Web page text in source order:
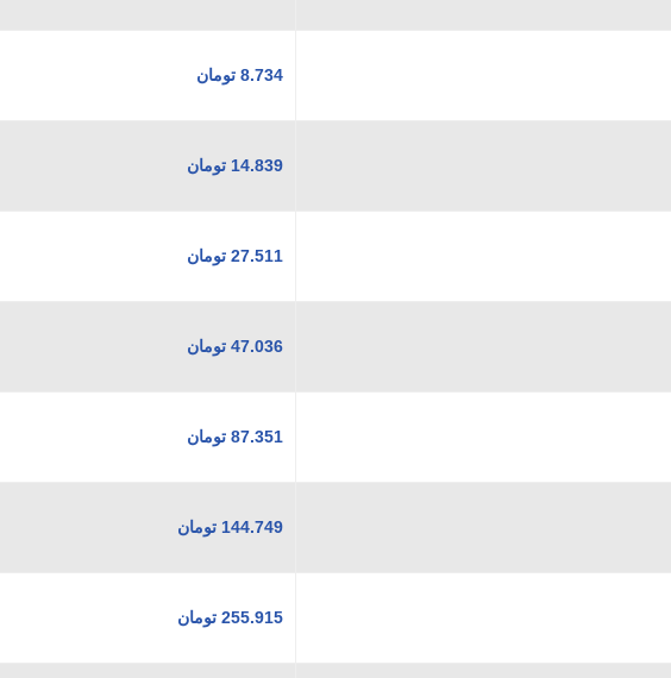
8.734 تومان
14.839 تومان
27.511 تومان
47.036 تومان
87.351 تومان
144.749 تومان
255.915 تومان